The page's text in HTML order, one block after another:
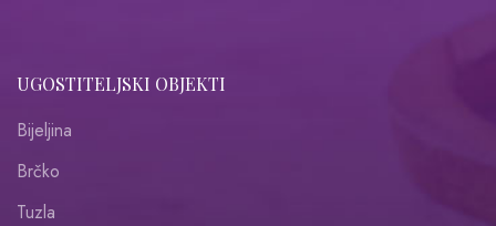
UGOSTITELJSKI OBJEKTI
Bijeljina
Brčko
Tuzla